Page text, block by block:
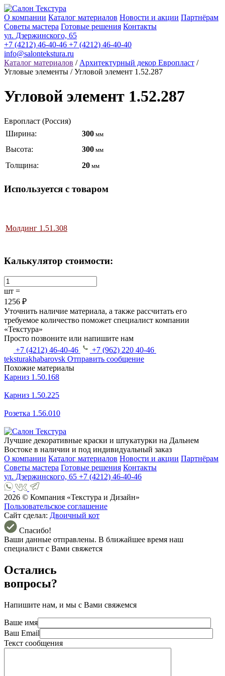
О компании Каталог материалов Новости и акции Партнёрам
Советы мастера Готовые решения Контакты
ул. Дзержинского, 65
+7 (4212) 46-40-46 +7 (4212) 46-40-40
info@salontekstura.ru
Каталог материалов / Архитектурный декор Европласт /
Угловые элементы / Угловой элемент 1.52.287
Угловой элемент 1.52.287
Европласт (Россия)
Ширина:
300 мм
Высота: 300 мм
Толщина: 20 мм
Используется с товаром
Молдинг 1.51.308
Калькулятор стоимости:
шт =
1256 ₽
Уточнить наличие материала, а также рассчитать его
требуемое количество поможет специалист компании
«Текстура»
Просто позвоните или напишите нам
+7 (4212) 46-40-46
+7 (962) 220 40-46
teksturakhabarovsk Отправить сообщение
Похожие материалы
Карниз 1.50.168
Карниз 1.50.225
Розетка 1.56.010
Лучшие декоративные краски и штукатурки на Дальнем
Востоке в наличии и под индивидуальный заказ
О компании Каталог материалов Новости и акции Партнёрам
Советы мастера Готовые решения Контакты
ул. Дзержинского, 65 +7 (4212) 46-40-46
2026 © Компания «Текстура и Дизайн»
Пользовательское соглашение
Сайт сделал: Двоичный кот
Спасибо!
Ваши данные отправлены. В ближайшее время наш
специалист с Вами свяжется
Остались
вопросы?
Напишите нам, и мы с Вами свяжемся
Ваше имя
Ваш Email
Текст сообщения